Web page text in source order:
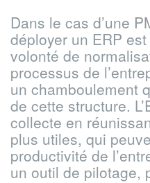
Dans le cas d’une
déployer un ERP
volonté de
processus de
un chamboulement
de cette structure.
collecte en
plus utiles, qui
productivité de
un outil de pilotage,